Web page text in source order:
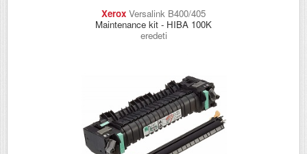
Xerox Versalink B400/405
Maintenance kit - HIBA 100K
eredeti